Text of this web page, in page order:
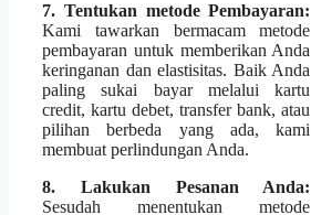
7. Tentukan metode Pembayaran:
Kami tawarkan bermacam metode
pembayaran untuk memberikan Anda
keringanan dan elastisitas. Baik Anda
paling sukai bayar melalui kartu
credit, kartu debet, transfer bank, atau
pilihan berbeda yang ada, kami
membuat perlindungan Anda.
8. Lakukan Pesanan Anda:
Sesudah menentukan metode